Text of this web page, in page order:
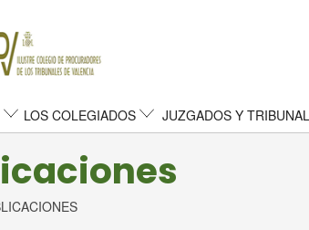
LOS COLEGIADOS JUZGADOS Y